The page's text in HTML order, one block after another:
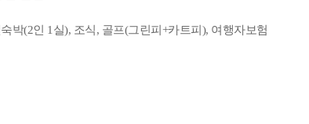
박(2인 1실), 조식, 골프(그린피+카트피), 여행자보험